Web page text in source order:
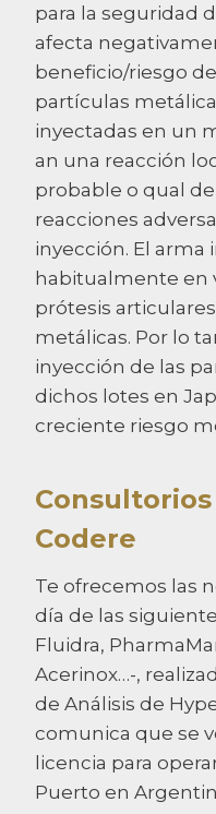
para la seguridad
afecta
beneficio/riesgo
partículas
inyectadas en un
an una reacción
probable o qual
reacciones
inyección. El arma
habitualmente en
prótesis
metálicas. Por lo
inyección de las
dichos lotes en
creciente riesgo
Codere
Te ofrecemos las
día de las
Fluidra,
Acerinox…-,
de Análisis de
comunica que se
licencia para
Puerto en